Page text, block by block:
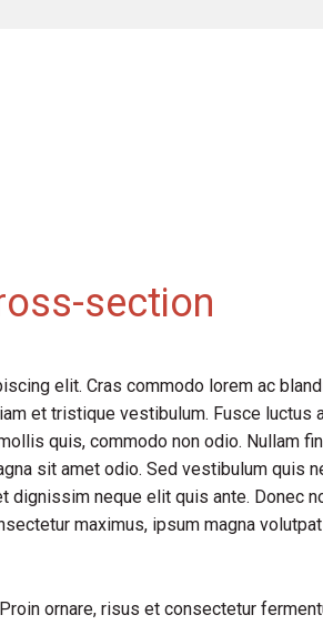
section
elit. Cras commodo lorem ac
et tristique vestibulum. Fusce luctus
quis, commodo non odio. Nullam
sit amet odio. Sed vestibulum quis
neque elit quis ante. Donec
maximus, ipsum magna
ornare, risus et consectetur